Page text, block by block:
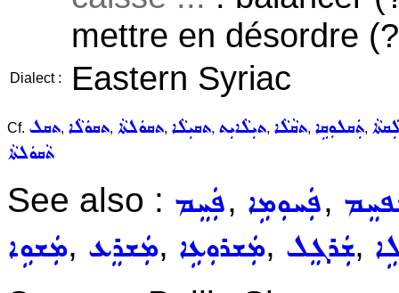
mettre en désordre
Dialect : Eastern Syriac
Cf. ܬܩܠ, ܬܩܘܿܠܵܐ, ܬܩܘܿܠܬܵܐ, ܬܩܝܼܠܵܐ, ܬܝܼܠܵܐܝܼܬ, ܬܩܵܠܵܐ, ܬܲܩܠܘܼܩܹܐ,
ܬܵܩܘܿܠܬܵܐ
See also : ܦܲܚܸܡ, ܦܲܚܘܼܡܹܐ,
ܡܲܫܘܹܐ, ܡܲܫܪܸܥ, ܡܲܫܪܘܼܥܹܐ, ܫܲܪܓܸܠ,